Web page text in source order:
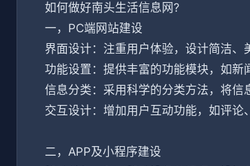
如何做好南头生活信息网?
一，PC端网站建设
界面设计：注重用户体验，设计简洁、
功能设置：提供丰富的功能模块，如新
信息分类：采用科学的分类方法，将信
交互设计：增加用户互动功能，如评论
二，APP及小程序建设